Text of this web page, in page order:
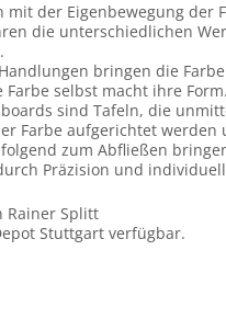
mit der Eigenbewegung der
die unterschiedlichen
bringen die
Farbe selbst macht ihre Form.
sind Tafeln, die
Farbe aufgerichtet werden
zum Abfließen
Präzision und
Rainer Splitt
Stuttgart verfügbar.